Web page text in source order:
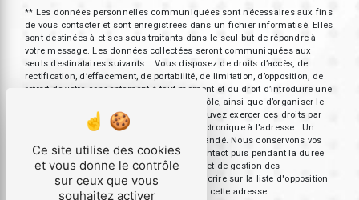
** Les données personnelles communiquées sont nécessaires aux fins
de vous contacter et sont enregistrées dans un fichier informatisé. Elles
sont destinées à et ses sous-traitants dans le seul but de répondre à
votre message. Les données collectées seront communiquées aux
seuls destinataires suivants: . Vous disposez de droits d’accès, de
rectification, d’effacement, de portabilité, de limitation, d’opposition, de
retrait de votre consentement à tout moment et du droit d’introduire une
réclamation auprès d’une autorité de contrôle, ainsi que d’organiser le
sort de vos données post-mortem. Vous pouvez exercer ces droits par
voie postale à l'adresse ou par courrier électronique à l'adresse . Un
justificatif d'identité pourra vous être demandé. Nous conservons vos
données pendant la période de prise de contact puis pendant la durée
de prescription légale aux fins probatoires et de gestion des
contentieux. Vous avez le droit de vous inscrire sur la liste d'opposition
au démarchage téléphonique, disponible à cette adresse:
Ce site utilise des cookies
et vous donne le contrôle
sur ceux que vous
souhaitez activer